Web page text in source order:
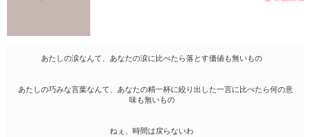
あたしの涙なんて、あなたの涙に比べたら落とす価値も無いもの
あたしの巧みな言葉なんて、あなたの精一杯に絞り出した一言に比べたら何の意
味も無いもの
ねぇ、時間は戻らないわ